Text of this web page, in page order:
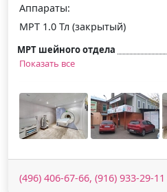
Аппараты:
МРТ 1.0 Тл (закрытый)
МРТ шейного отдела
Показать все
(496) 406-67-66, (916) 933-29-11